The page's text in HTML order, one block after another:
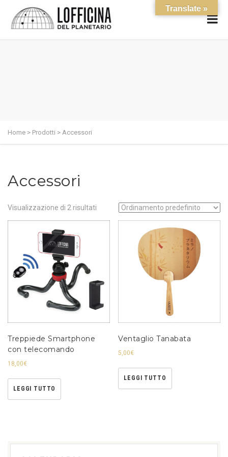
Home > Prodotti > Accessori
Accessori
Visualizzazione di 2 risultati
Treppiede Smartphone
con telecomando
18,00€
LEGGI TUTTO
Ventaglio Tanabata
5,00€
LEGGI TUTTO
Translate »